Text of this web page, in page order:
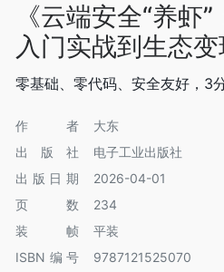
《云端安全“养虾
入门实战到生态变
零基础、零代码、安全友好，3
作者
大东
出版社
电子工业出版社
出版日期
2026-04-01
页数
234
装帧
平装
ISBN编号
9787121525070